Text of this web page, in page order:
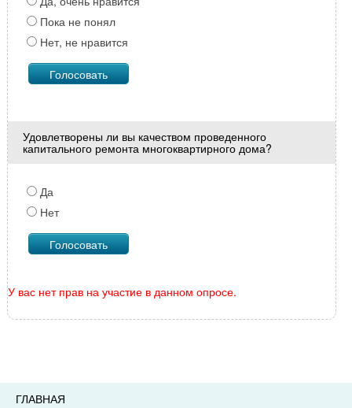
Пока не понял
Нет, не нравится
Удовлетворены ли вы качеством проведенного
капитального ремонта многоквартирного дома?
Да
Нет
У вас нет прав на участие в данном опросе.
ГЛАВНАЯ